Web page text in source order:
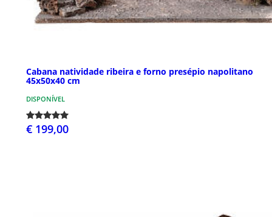
Cabana natividade ribeira e forno presépio napolitano
45x50x40 cm
DISPONÍVEL
€ 199,00